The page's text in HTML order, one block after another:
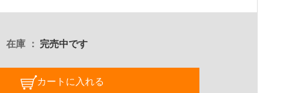
在庫 完売中です
カートに入れる